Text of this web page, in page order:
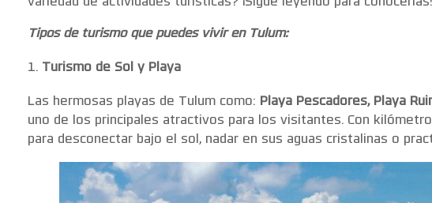
Tipos de turismo que puedes vivir en Tulum:
Turismo de Sol y Playa
Las hermosas playas de Tulum como: Playa Pescadores, Playa
uno de los principales atractivos para los visitantes. Con
para desconectar bajo el sol, nadar en sus aguas cristalinas o